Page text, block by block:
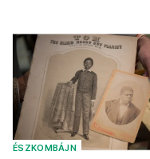
ÉSZKOMBÁJN